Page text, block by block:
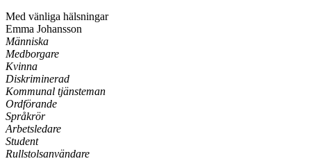
Med vänliga hälsningar
Emma Johansson
Människa
Medborgare
Kvinna
Diskriminerad
Kommunal tjänsteman
Ordförande
Språkrör
Arbetsledare
Student
Rullstolsanvändare